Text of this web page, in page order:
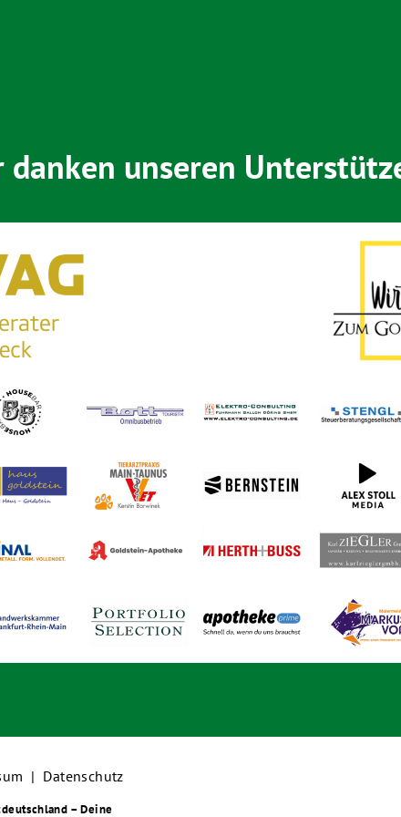
danken unseren
| Datenschutz
– Deine